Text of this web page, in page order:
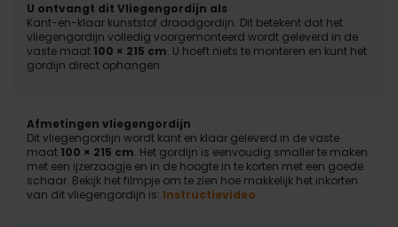
U ontvangt dit Vliegengordijn als
Kant-en-klaar kunststof draadgordijn. Dit betekent dat het
vliegengordijn volledig voorgemonteerd wordt geleverd in de
vaste maat 100 × 215 cm. U hoeft niets te monteren en kunt het
gordijn direct ophangen.
Afmetingen vliegengordijn
Dit vliegengordijn wordt kant en klaar geleverd in de vaste
maat 100 × 215 cm. Het gordijn is eenvoudig smaller te maken
met een ijzerzaagje en in de hoogte in te korten met een goede
schaar. Bekijk het filmpje om te zien hoe makkelijk het inkorten
van dit vliegengordijn is: Instructievideo